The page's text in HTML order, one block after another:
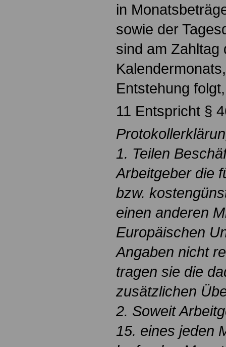
in
sowie der
sind am Zahltag
Entstehung
11 Entspricht §
1. Teilen
Arbeitgeber die
bzw.
einen anderen
Europäischen
Angaben nicht
tragen sie die
zusätzlichen
2. Soweit
15. eines jeden